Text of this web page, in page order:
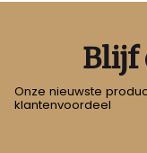
Blijf
Onze nieuwste
klantenvoordeel